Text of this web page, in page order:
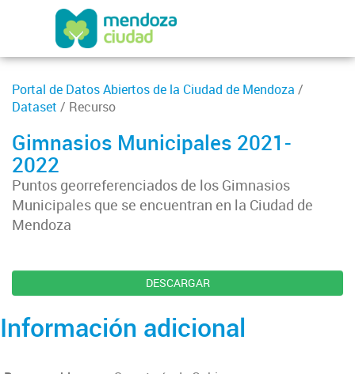
Portal de Datos Abiertos de la Ciudad de Mendoza /
Dataset / Recurso
Gimnasios Municipales 2021-
2022
Puntos georreferenciados de los Gimnasios
Municipales que se encuentran en la Ciudad de
Mendoza
DESCARGAR
Información adicional